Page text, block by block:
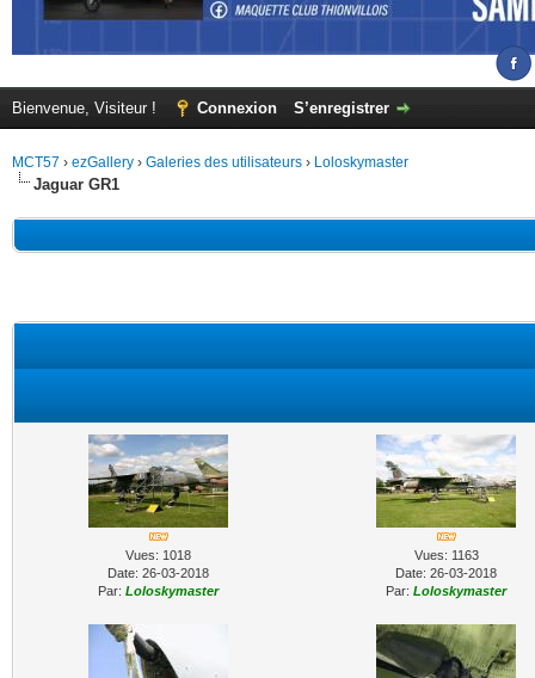
Bienvenue, Visiteur ! Connexion S’enregistrer
MCT57 › ezGallery › Galeries des utilisateurs › Loloskymaster
Jaguar GR1
Vues: 1018
Date: 26-03-2018
Par: Loloskymaster
Vues: 1163
Date: 26-03-2018
Par: Loloskymaster